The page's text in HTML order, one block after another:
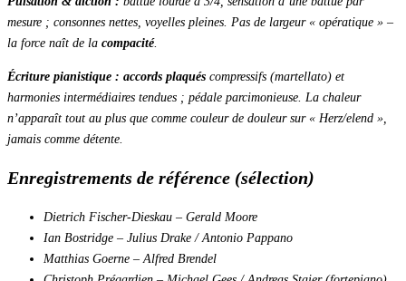
mesure ; consonnes nettes, voyelles pleines. Pas de largeur « opératique » –
la force naît de la compacité.
Écriture pianistique : accords plaqués compressifs (martellato) et
harmonies intermédiaires tendues ; pédale parcimonieuse. La chaleur
n’apparaît tout au plus que comme couleur de douleursur « Herz/elend »,
jamais comme détente.
Enregistrements de référence (sélection)
Dietrich Fischer-Dieskau – Gerald Moore
Ian Bostridge – Julius Drake / Antonio Pappano
Matthias Goerne – Alfred Brendel